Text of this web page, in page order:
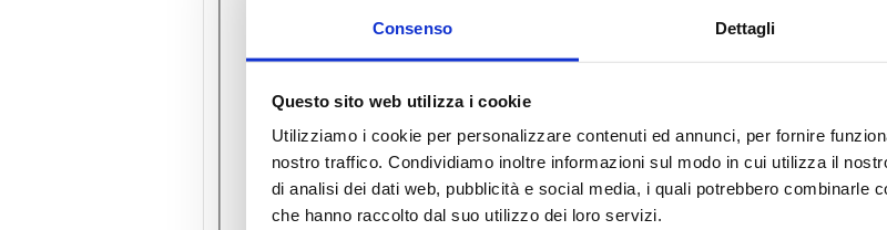
Consenso Dettagli
Questo sito web utilizza i cookie
Utilizziamo i cookie per personalizzare contenuti ed annunci, per fornire
nostro traffico. Condividiamo inoltre informazioni sul modo in cui utilizza il
di analisi dei dati web, pubblicità e social media, i quali potrebbero combinarle
che hanno raccolto dal suo utilizzo dei loro servizi.